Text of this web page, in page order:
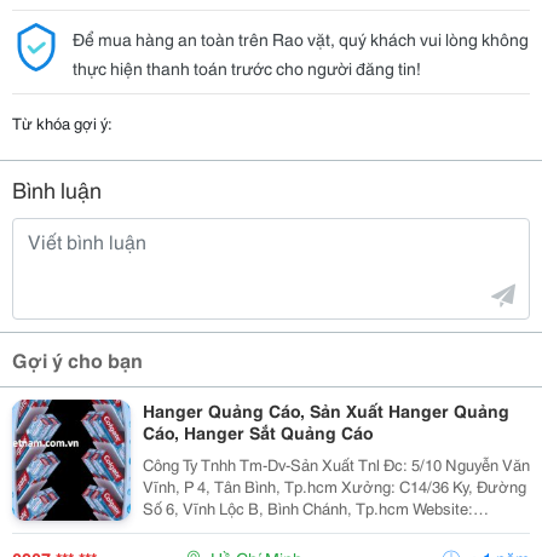
Để mua hàng an toàn trên Rao vặt, quý khách vui lòng không
thực hiện thanh toán trước cho người đăng tin!
Từ khóa gợi ý:
Bình luận
Gợi ý cho bạn
Hanger Quảng Cáo, Sản Xuất Hanger Quảng
Cáo, Hanger Sắt Quảng Cáo
Công Ty Tnhh Tm-Dv-Sản Xuất Tnl Đc: 5/10 Nguyễn Văn
Vĩnh, P 4, Tân Bình, Tp.hcm Xưởng: C14/36 Ky, Đường
Số 6, Vĩnh Lộc B, Bình Chánh, Tp.hcm Website:
Www.tnlvietnam.com.vn Hoặc:
Http://Www.vatgia.com/Tnlvietnam . Mail: